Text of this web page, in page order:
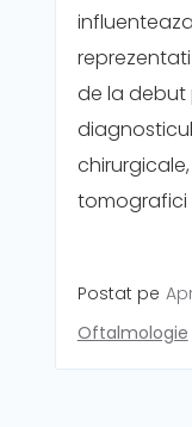
de la debut
tomografici
Postat pe
Oftalmologie